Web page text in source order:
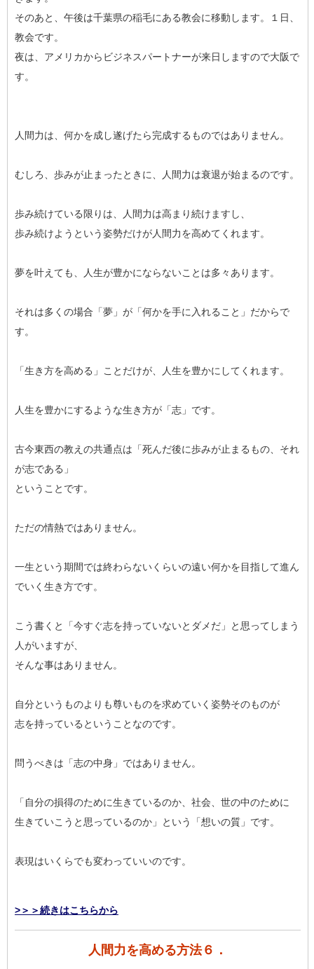
そのあと、午後は千葉県の稲毛にある教会に移動します。１日、
教会です。
夜は、アメリカからビジネスパートナーが来日しますので大阪で
す。
人間力は、何かを成し遂げたら完成するものではありません。
むしろ、歩みが止まったときに、人間力は衰退が始まるのです。
歩み続けている限りは、人間力は高まり続けますし、
歩み続けようという姿勢だけが人間力を高めてくれます。
夢を叶えても、人生が豊かにならないことは多々あります。
それは多くの場合「夢」が「何かを手に入れること」だからで
す。
「生き方を高める」ことだけが、人生を豊かにしてくれます。
人生を豊かにするような生き方が「志」です。
古今東西の教えの共通点は「死んだ後に歩みが止まるもの、それ
が志である」
ということです。
ただの情熱ではありません。
一生という期間では終わらないくらいの遠い何かを目指して進ん
でいく生き方です。
こう書くと「今すぐ志を持っていないとダメだ」と思ってしまう
人がいますが、
そんな事はありません。
自分というものよりも尊いものを求めていく姿勢そのものが
志を持っているということなのです。
問うべきは「志の中身」ではありません。
「自分の損得のために生きているのか、社会、世の中のために
生きていこうと思っているのか」という「想いの質」です。
表現はいくらでも変わっていいのです。
>＞＞続きはこちらから
人間力を高める方法６．